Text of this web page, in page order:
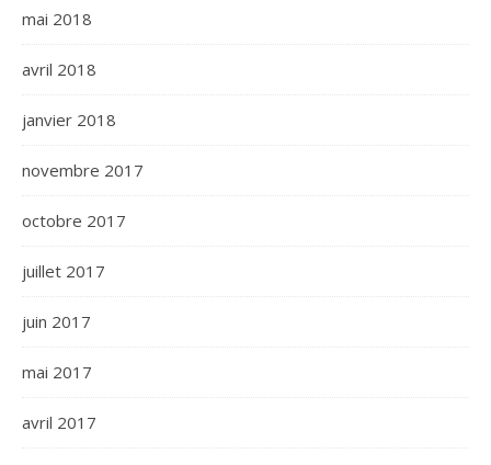
mai 2018
avril 2018
janvier 2018
novembre 2017
octobre 2017
juillet 2017
juin 2017
mai 2017
avril 2017